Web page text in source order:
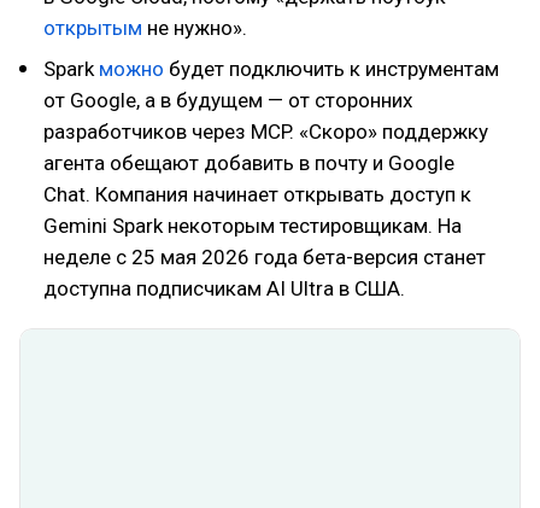
открытым не нужно».
Spark можно будет подключить к инструментам
от Google, а в будущем — от сторонних
разработчиков через MCP. «Скоро» поддержку
агента обещают добавить в почту и Google
Chat. Компания начинает открывать доступ к
Gemini Spark некоторым тестировщикам. На
неделе с 25 мая 2026 года бета-версия станет
доступна подписчикам AI Ultra в США.